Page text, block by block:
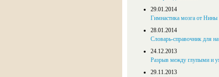
29.01.2014
Гимнастика мозга от Нины
28.01.2014
Словарь-справочник для
24.12.2013
Разрыв между глупыми и
29.11.2013